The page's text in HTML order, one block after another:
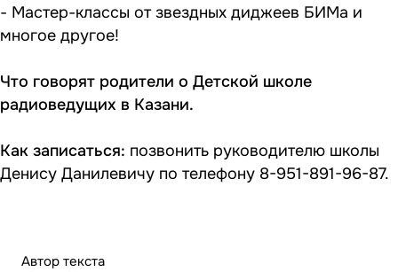
- Мастер-классы от звездных диджеев БИМа и
многое другое!
Что говорят родители о Детской школе
радиоведущих в Казани.
Как записаться: позвонить руководителю школы
Денису Данилевичу по телефону 8-951-891-96-87.
Автор текста